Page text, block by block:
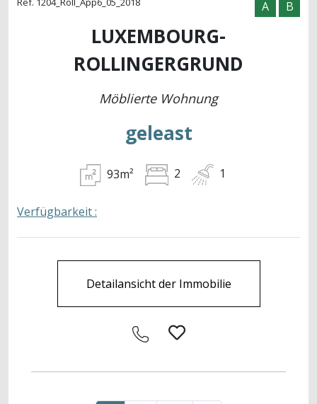
A B
LUXEMBOURG-
ROLLINGERGRUND
Möblierte Wohnung
geleast
93m² 2 1
Verfügbarkeit :
Detailansicht der Immobilie